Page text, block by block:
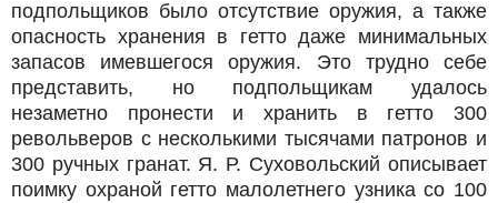
подпольщиков было отсутствие оружия, а также
опасность хранения в гетто даже минимальных
запасов имевшегося оружия. Это трудно себе
представить, но подпольщикам удалось
незаметно пронести и хранить в гетто 300
револьверов с несколькими тысячами патронов и
300 ручных гранат. Я. Р. Суховольский описывает
поимку охраной гетто малолетнего узника со 100